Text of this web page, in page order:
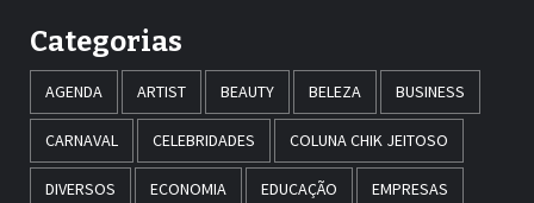
Categorias
AGENDA ARTIST BEAUTY BELEZA BUSINESS
CARNAVAL CELEBRIDADES COLUNA CHIK JEITOSO
DIVERSOS ECONOMIA EDUCAÇÃO EMPRESAS